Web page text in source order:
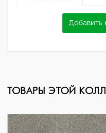
Добавить
ТОВАРЫ ЭТОЙ